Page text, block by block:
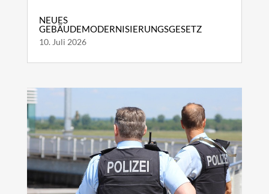
NEUES
GEBÄUDEMODERNISIERUNGSGESETZ
10. Juli 2026